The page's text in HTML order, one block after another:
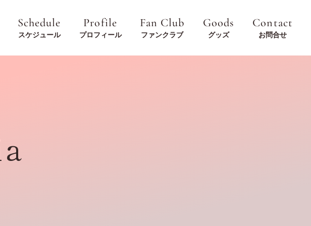
Schedule
スケジュール
Profile
プロフィール
Fan Club
ファンクラブ
Goods
グッズ
Contact
お問合せ